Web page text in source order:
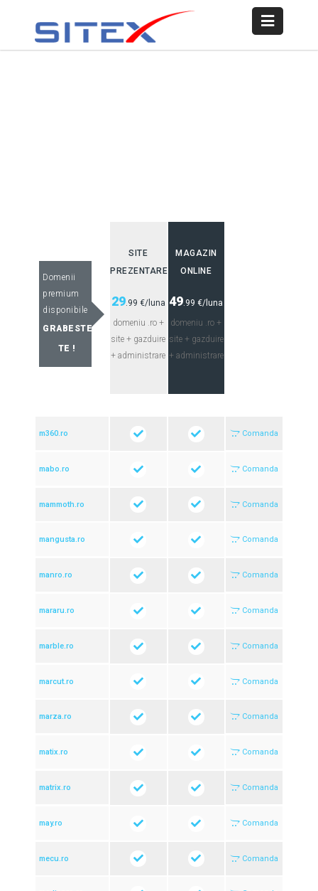
Domenii
premium
disponibile
GRABESTE-
TE !
SITE
PREZENTARE
29.99 €/luna
domeniu .ro+
site + gazduire
+ administrare
MAGAZIN
ONLINE
49.99 €/luna
domeniu .ro +
site + gazduire
+ administrare
m360.ro Comanda
mabo.ro Comanda
mammoth.ro Comanda
mangusta.ro Comanda
manro.ro Comanda
mararu.ro Comanda
marble.ro Comanda
marcut.ro Comanda
marza.ro Comanda
matix.ro Comanda
matrix.ro Comanda
may.ro Comanda
mecu.ro Comanda